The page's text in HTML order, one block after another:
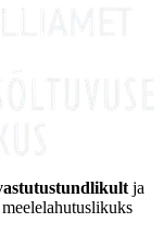
ja